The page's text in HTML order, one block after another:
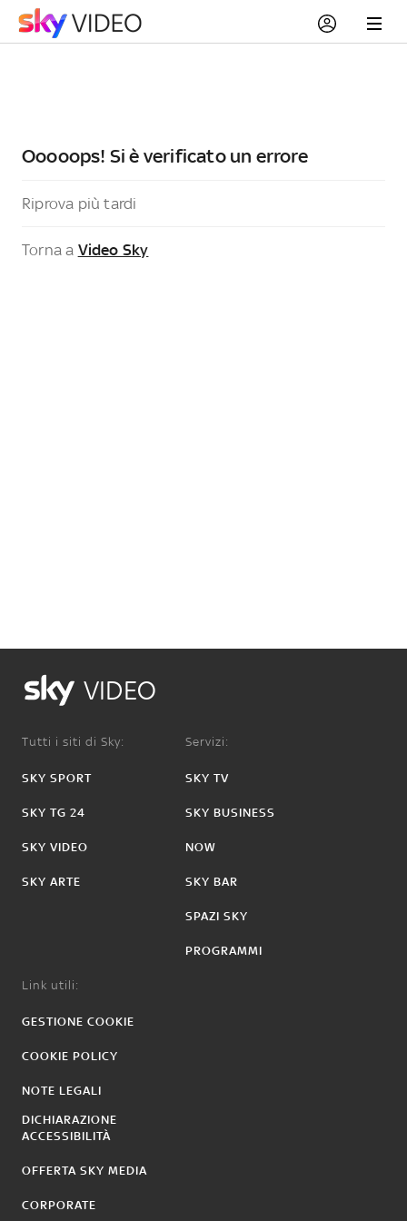
Ooooops! Si è verificato un errore
Riprova più tardi
Torna a Video Sky
VIDEO
Tutti i siti di Sky:
SKY SPORT
SKY TG 24
SKY VIDEO
SKY ARTE
Servizi:
SKY TV
SKY BUSINESS
NOW
SKY BAR
SPAZI SKY
PROGRAMMI
Link utili:
GESTIONE COOKIE
COOKIE POLICY
NOTE LEGALI
DICHIARAZIONE
ACCESSIBILITÀ
OFFERTA SKY MEDIA
CORPORATE